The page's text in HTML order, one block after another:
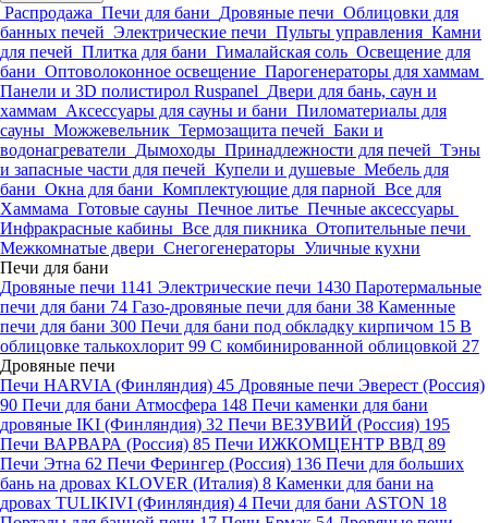
Распродажа Печи для бани Дровяные печи Облицовки для
банных печей Электрические печи Пульты управления Камни
для печей Плитка для бани Гималайская соль Освещение для
бани Оптоволоконное освещение Парогенераторы для хаммам
Панели и 3D полистирол Ruspanel Двери для бань, саун и
хаммам Аксессуары для сауны и бани Пиломатериалы для
сауны Можжевельник Термозащита печей Баки и
водонагреватели Дымоходы Принадлежности для печей Тэны
и запасные части для печей Купели и душевые Мебель для
бани Окна для бани Комплектующие для парной Все для
Хаммама Готовые сауны Печное литье Печные аксессуары
Инфракрасные кабины Все для пикника Отопительные печи
Межкомнатые двери Снегогенераторы Уличные кухни
Печи для бани
Дровяные печи 1141 Электрические печи 1430 Паротермальные
печи для бани 74 Газо-дровяные печи для бани 38 Каменные
печи для бани 300 Печи для бани под обкладку кирпичом 15 В
облицовке талькохлорит 99 С комбинированной облицовкой 27
Дровяные печи
Печи HARVIA (Финляндия) 45 Дровяные печи Эверест (Россия)
90 Печи для бани Атмосфера 148 Печи каменки для бани
дровяные IKI (Финляндия) 32 Печи ВЕЗУВИЙ (Россия) 195
Печи ВАРВАРА (Россия) 85 Печи ИЖКОМЦЕНТР ВВД 89
Печи Этна 62 Печи Ферингер (Россия) 136 Печи для больших
бань на дровах KLOVER (Италия) 8 Каменки для бани на
дровах TULIKIVI (Финляндия) 4 Печи для бани ASTON 18